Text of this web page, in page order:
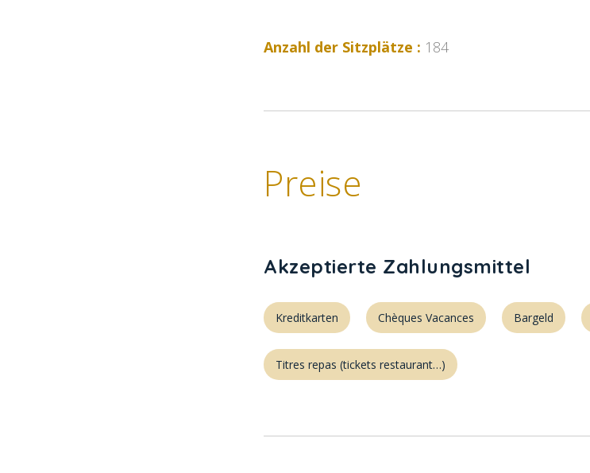
Anzahl der Sitzplätze : 184
Preise
Akzeptierte Zahlungsmittel
Kreditkarten Chèques Vacances Bargeld
Titres repas (tickets restaurant…)